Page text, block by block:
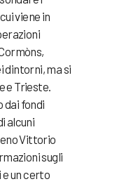
viene in
dintorni, ma si
e Trieste.
dai fondi
alcuni
Vittorio
sugli
un certo